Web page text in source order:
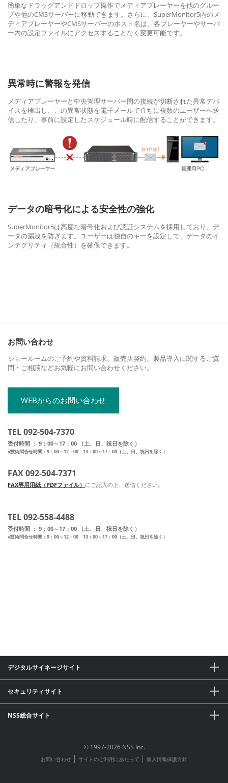
簡単なドラッグアンドドロップ操作でメディアプレーヤーを他のグルー
プや他のCMSサーバーに移動できます。さらに、SuperMonitor5内のメ
ディアプレーヤーやCMSサーバーのホスト名は、各プレーヤーやサーバ
ー内の設定ファイルにアクセスすることなく変更可能です。
異常時に警報を発信
メディアプレーヤーと中央管理サーバー間の接続が切断された異常デバ
イスを検出し、この異常状態を電子メールで直ちに複数のユーザーへ送
信したり、事前に設定したスケジュール時に配信することができます。
データの暗号化による安全性の強化
SuperMonitor5は高度な暗号化および認証システムを採用しており、デ
ータの漏洩を防ぎます。ユーザーは独自のキーを設定して、データのイ
ンテグリティ（統合性）を確保できます。
お問い合わせ
ショールームのご予約や資料請求、販売店契約、製品導入に関するご質
問・ご相談などお気軽にお問い合わせください。
WEBからのお問い合わせ
TEL 092-504-7370
受付時間 ： 9：00～17：00 （土、日、祝日を除く）
※技術問合せ時間：9：00～12：00 13：00～17：00（土、日、祝日を除く）
FAX 092-504-7371
FAX専用用紙（PDFファイル） にご記入の上、送信ください。
TEL 092-558-4488
受付時間 ： 9：00～17：00 （土、日、祝日を除く）
※技術問合せ時間：9：00～12：00 13：00～17：00（土、日、祝日を除く）
デジタルサイネージサイト
セキュリティサイト
NSS総合サイト
© 1997-2026 NSS Inc.
お問い合わせ サイトのご利用にあたって 個人情報保護方針